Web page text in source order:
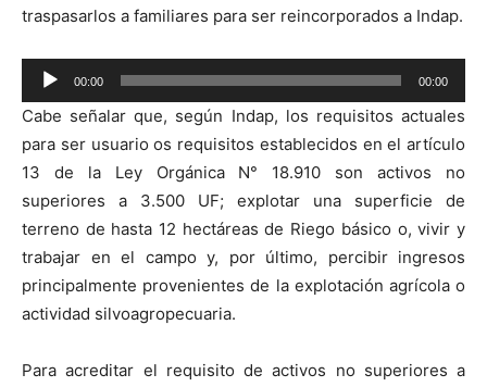
traspasarlos a familiares para ser reincorporados a Indap.
Reproductor
de
audio
00:00 00:00
Cabe señalar que, según Indap, los requisitos actuales
para ser usuario os requisitos establecidos en el artículo
13 de la Ley Orgánica N° 18.910 son activos no
superiores a 3.500 UF; explotar una superficie de
terreno de hasta 12 hectáreas de Riego básico o, vivir y
trabajar en el campo y, por último, percibir ingresos
principalmente provenientes de la explotación agrícola o
actividad silvoagropecuaria.
Para acreditar el requisito de activos no superiores a